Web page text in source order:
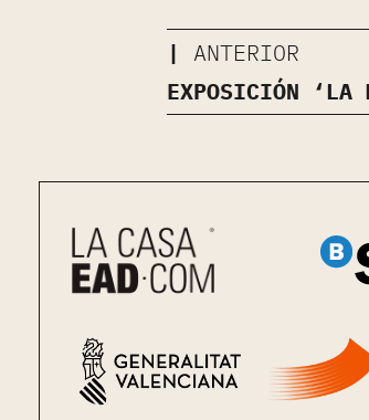
ANTERIOR